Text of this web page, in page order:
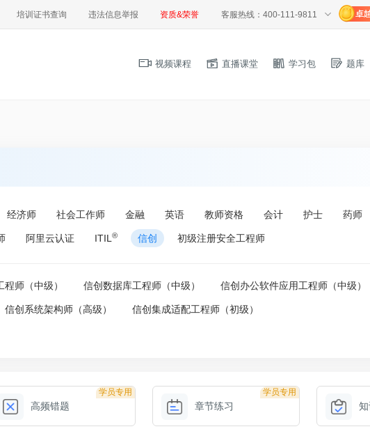
培训证书查询 违法信息举报 资质&荣誉 客服热线：400-111-9811
视频课程 直播课堂 学习包 题库
经济师 社会工作师 金融 英语 教师资格 会计 护士 药师
阿里云认证 ITIL ® 信创 初级注册安全工程师
师（中级） 信创数据库工程师（中级） 信创办公软件应用工程师（中级）
信创系统架构师（高级） 信创集成适配工程师（初级）
学员专用
高频错题
学员专用
章节练习